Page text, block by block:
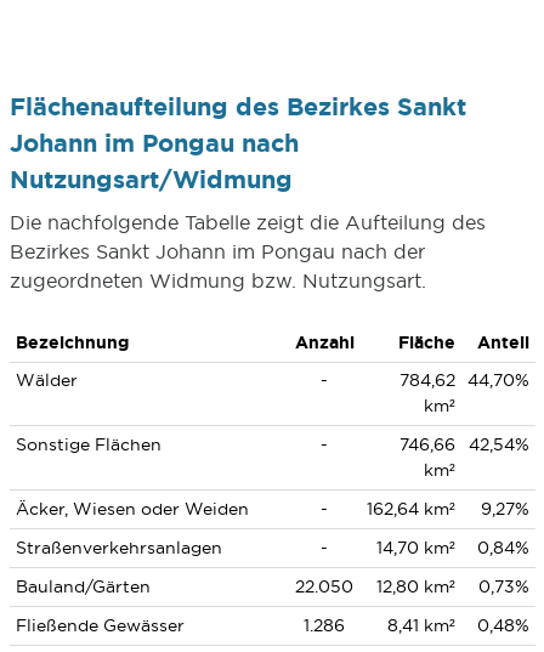
Flächenaufteilung des Bezirkes Sankt
Johann im Pongau nach
Nutzungsart/Widmung
Die nachfolgende Tabelle zeigt die Aufteilung des
Bezirkes Sankt Johann im Pongau nach der
zugeordneten Widmung bzw. Nutzungsart.
Bezeichnung Anzahl Fläche
Anteil
Wälder
-
784,62
km²
44,70%
Sonstige Flächen -
746,66
km²
42,54%
Äcker, Wiesen oder Weiden - 162,64 km²
9,27%
Straßenverkehrsanlagen
- 14,70 km²
0,84%
Bauland/Gärten
22.050 12,80 km²
0,73%
Fließende Gewässer
1.286 8,41 km²
0,48%